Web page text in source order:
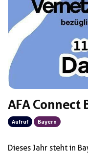
AFA Connect
Aufruf Bayern
Dieses Jahr steht in